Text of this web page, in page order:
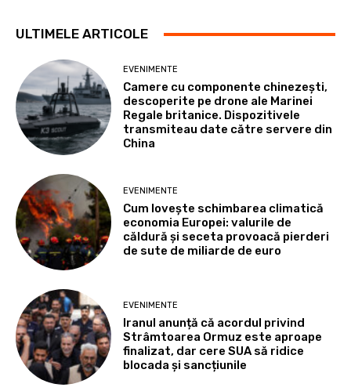
ULTIMELE ARTICOLE
EVENIMENTE
Camere cu componente chinezești,
descoperite pe drone ale Marinei
Regale britanice. Dispozitivele
transmiteau date către servere din
China
EVENIMENTE
Cum lovește schimbarea climatică
economia Europei: valurile de
căldură și seceta provoacă pierderi
de sute de miliarde de euro
EVENIMENTE
Iranul anunță că acordul privind
Strâmtoarea Ormuz este aproape
finalizat, dar cere SUA să ridice
blocada și sancțiunile